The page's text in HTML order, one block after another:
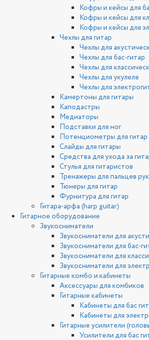
Кофры и кейсы для
Кофры и кейсы для
Кофры и кейсы для
Чехлы для гитар
Чехлы для
Чехлы для бас-гитар
Чехлы для
Чехлы для укулеле
Чехлы для
Камертоны для гитары
Каподастры
Медиаторы
Подставки для ног
Потенциометры для гитар
Слайды для гитары
Средства для ухода за
Стулья для гитаристов
Тренажеры для пальцев
Тюнеры для гитар
Фурнитура для гитар
Гитара-арфа (harp guitar)
Гитарное оборудование
Звукосниматели
Звукосниматели для
Звукосниматели для бас-
Звукосниматели для
Звукосниматели для
Гитарные комбо и кабинеты
Аксессуары для комбиков
Гитарные кабинеты
Кабинеты для бас
Кабинеты для
Гитарные усилители
Усилители для бас